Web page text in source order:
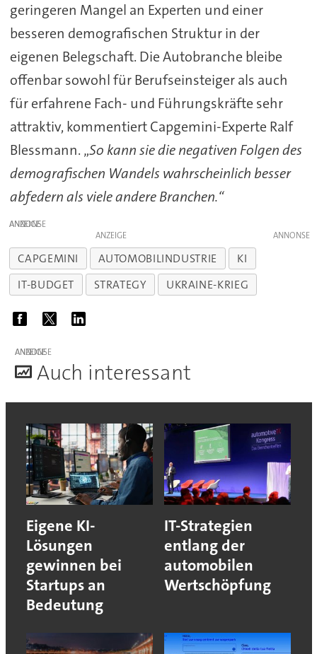
geringeren Mangel an Experten und einer
besseren demografischen Struktur in der
eigenen Belegschaft. Die Autobranche bleibe
offenbar sowohl für Berufseinsteiger als auch
für erfahrene Fach- und Führungskräfte sehr
attraktiv, kommentiert Capgemini-Experte Ralf
Blessmann. „So kann sie die negativen Folgen des
demografischen Wandels wahrscheinlich besser
abfedern als viele andere Branchen.“
ANZEIGE
ANZEIGE
CAPGEMINI AUTOMOBILINDUSTRIE
KI
IT-BUDGET
STRATEGY UKRAINE-KRIEG
ANZEIGE
Auch interessant
Eigene KI-
Lösungen
gewinnen bei
Startups an
Bedeutung
IT-Strategien
entlang der
automobilen
Wertschöpfung